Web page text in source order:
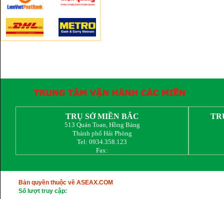
TRỤ SỞ MIỀN BẮC
513 Quán Toan, Hồng Bàng
Thành phố Hải Phòng
Tel: 0934.358.123
Fax:
Bản quyền thuộc về ASEAX.COM
Số lượt truy cập: